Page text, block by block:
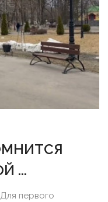
...
первого